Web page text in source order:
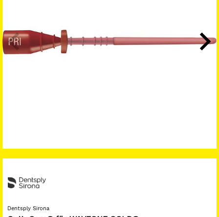
Dentsply Sirona